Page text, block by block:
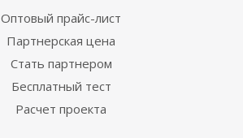
Оптовый прайс-лист
Партнерская цена
Стать партнером
Бесплатный тест
Расчет проекта